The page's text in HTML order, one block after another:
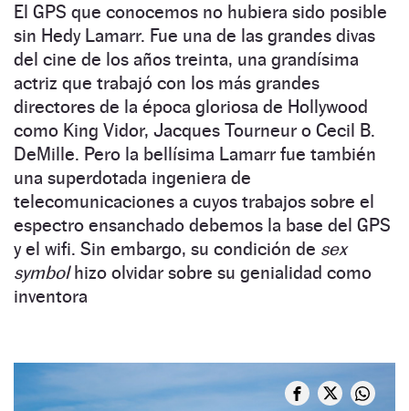
El GPS que conocemos no hubiera sido posible
sin Hedy Lamarr. Fue una de las grandes divas
del cine de los años treinta, una grandísima
actriz que trabajó con los más grandes
directores de la época gloriosa de Hollywood
como King Vidor, Jacques Tourneur o Cecil B.
DeMille. Pero la bellísima Lamarr fue también
una superdotada ingeniera de
telecomunicaciones a cuyos trabajos sobre el
espectro ensanchado debemos la base del GPS
y el wifi. Sin embargo, su condición de sex
symbolhizo olvidar sobre su genialidad como
inventora